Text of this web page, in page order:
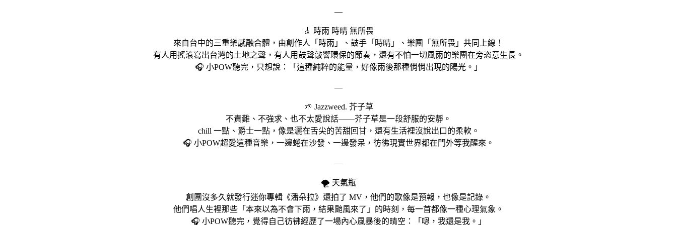
—
🎸 時雨 時晴 無所畏
來自台中的三重樂感融合體，由創作人「時雨」、鼓手「時晴」、樂團「無所畏」共同上線！
有人用搖滾寫出台灣的土地之聲，有人用鼓聲敲響環保的節奏，還有不怕一切風雨的樂團在旁恣意生長。
🎧 小POW聽完，只想說：「這種純粹的能量，好像雨後那種悄悄出現的陽光。」
—
🌱 Jazzweed. 芥子草
不責難、不強求、也不太愛說話——芥子草是一段舒服的安靜。
chill 一點、爵士一點，像是灑在舌尖的苦甜回甘，還有生活裡沒說出口的柔軟。
🎧 小POW超愛這種音樂，一邊蜷在沙發、一邊發呆，彷彿現實世界都在門外等我醒來。
—
🌪️ 天氣瓶
創團沒多久就發行迷你專輯《潘朵拉》還拍了 MV，他們的歌像是預報，也像是記錄。
他們唱人生裡那些「本來以為不會下雨，結果颱風來了」的時刻，每一首都像一種心理氣象。
🎧 小POW聽完，覺得自己彷彿經歷了一場內心風暴後的晴空：「嗯，我還是我。」